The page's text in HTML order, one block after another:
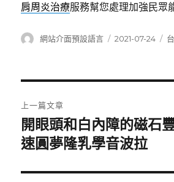
肩周炎治療服務幫您處理加強民眾
作
網站介面預設語言
發
2021-07-24
分
章
導
覽
上一篇文章
上
一
文
開眼頭和白內障的磁石
速圓夢隆乳學音波拉